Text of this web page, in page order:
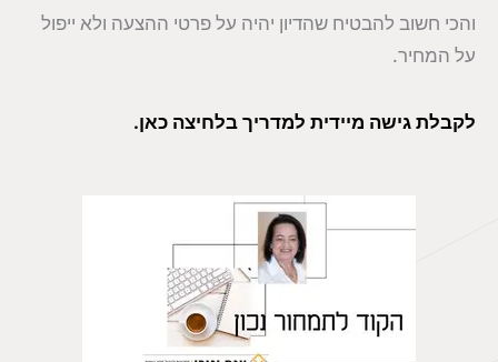
והכי חשוב להבטיח שהדיון יהיה על פרטי ההצעה ולא ייפול
על המחיר.
לקבלת גישה מיידית למדריך בלחיצה כאן.